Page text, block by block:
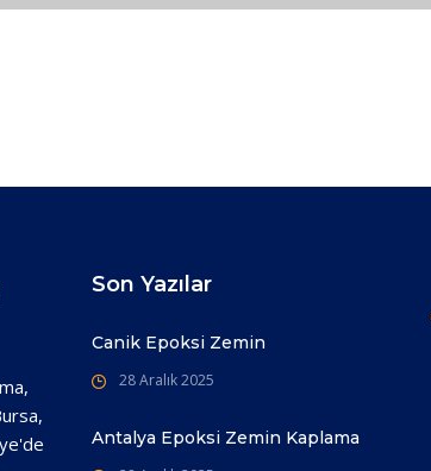
Son Yazılar
Canik Epoksi Zemin
28 Aralık 2025
Antalya Epoksi Zemin Kaplama